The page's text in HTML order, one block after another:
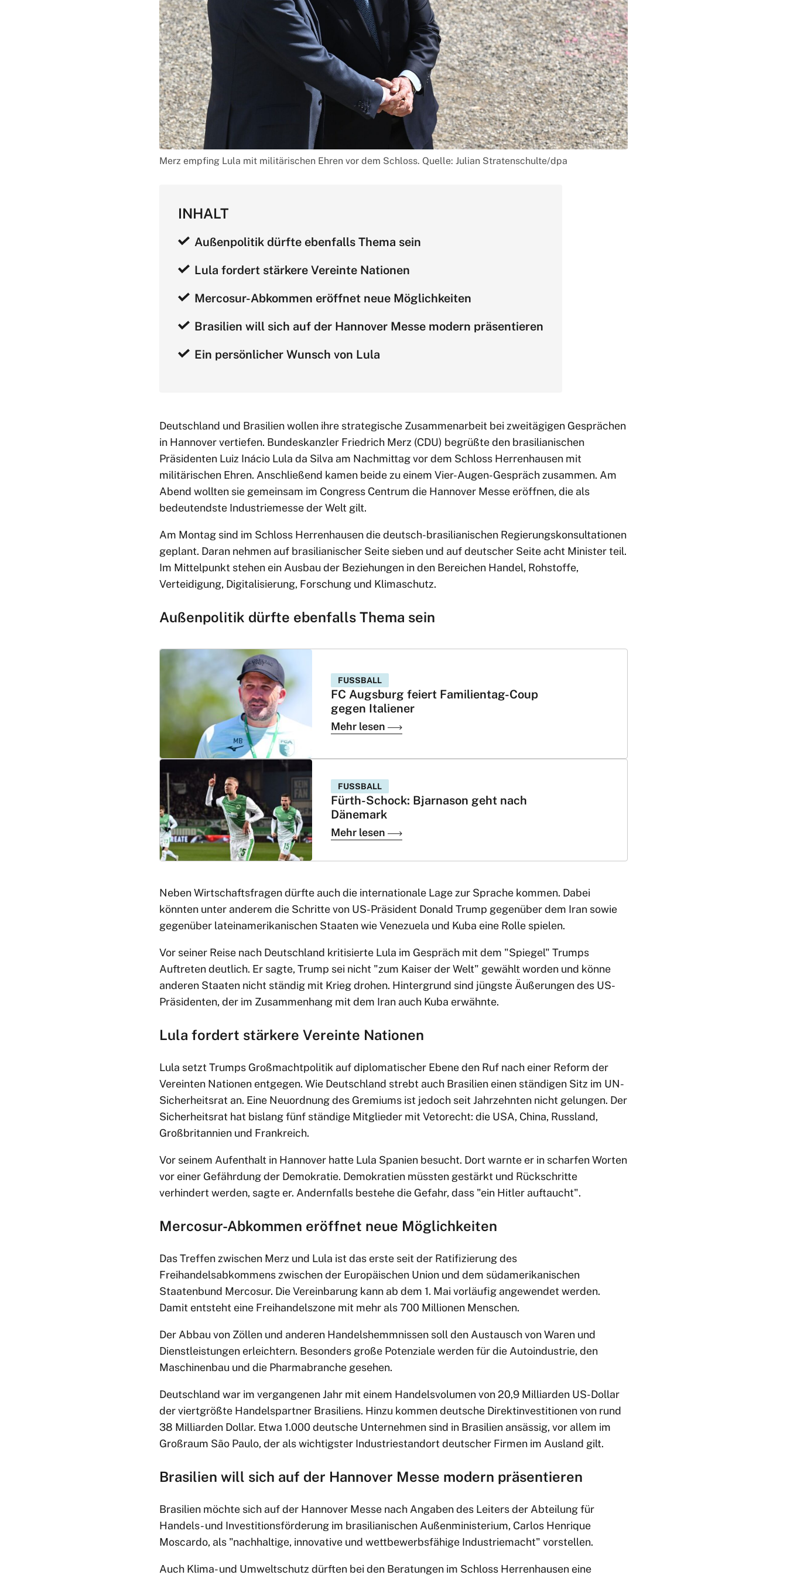
Merz empfing Lula mit militärischen Ehren vor dem Schloss. Quelle: Julian Stratenschulte/dpa
INHALT
Außenpolitik dürfte ebenfalls Thema sein
Lula fordert stärkere Vereinte Nationen
Mercosur-Abkommen eröffnet neue Möglichkeiten
Brasilien will sich auf der Hannover Messe modern präsentieren
Ein persönlicher Wunsch von Lula
Deutschland und Brasilien wollen ihre strategische Zusammenarbeit bei zweitägigen Gesprächen
in Hannover vertiefen. Bundeskanzler Friedrich Merz (CDU) begrüßte den brasilianischen
Präsidenten Luiz Inácio Lula da Silva am Nachmittag vor dem Schloss Herrenhausen mit
militärischen Ehren. Anschließend kamen beide zu einem Vier-Augen-Gespräch zusammen. Am
Abend wollten sie gemeinsam im Congress Centrum die Hannover Messe eröffnen, die als
bedeutendste Industriemesse der Welt gilt.
Am Montag sind im Schloss Herrenhausen die deutsch-brasilianischen Regierungskonsultationen
geplant. Daran nehmen auf brasilianischer Seite sieben und auf deutscher Seite acht Minister teil.
Im Mittelpunkt stehen ein Ausbau der Beziehungen in den Bereichen Handel, Rohstoffe,
Verteidigung, Digitalisierung, Forschung und Klimaschutz.
Außenpolitik dürfte ebenfalls Thema sein
FUSSBALL
FC Augsburg feiert Familientag-Coup
gegen Italiener
Mehr lesen
FUSSBALL
Fürth-Schock: Bjarnason geht nach
Dänemark
Mehr lesen
Neben Wirtschaftsfragen dürfte auch die internationale Lage zur Sprache kommen. Dabei
könnten unter anderem die Schritte von US-Präsident Donald Trump gegenüber dem Iran sowie
gegenüber lateinamerikanischen Staaten wie Venezuela und Kuba eine Rolle spielen.
Vor seiner Reise nach Deutschland kritisierte Lula im Gespräch mit dem "Spiegel" Trumps
Auftreten deutlich. Er sagte, Trump sei nicht "zum Kaiser der Welt" gewählt worden und könne
anderen Staaten nicht ständig mit Krieg drohen. Hintergrund sind jüngste Äußerungen des US-
Präsidenten, der im Zusammenhang mit dem Iran auch Kuba erwähnte.
Lula fordert stärkere Vereinte Nationen
Lula setzt Trumps Großmachtpolitik auf diplomatischer Ebene den Ruf nach einer Reform der
Vereinten Nationen entgegen. Wie Deutschland strebt auch Brasilien einen ständigen Sitz im UN-
Sicherheitsrat an. Eine Neuordnung des Gremiums ist jedoch seit Jahrzehnten nicht gelungen. Der
Sicherheitsrat hat bislang fünf ständige Mitglieder mit Vetorecht: die USA, China, Russland,
Großbritannien und Frankreich.
Vor seinem Aufenthalt in Hannover hatte Lula Spanien besucht. Dort warnte er in scharfen Worten
vor einer Gefährdung der Demokratie. Demokratien müssten gestärkt und Rückschritte
verhindert werden, sagte er. Andernfalls bestehe die Gefahr, dass "ein Hitler auftaucht".
Mercosur-Abkommen eröffnet neue Möglichkeiten
Das Treffen zwischen Merz und Lula ist das erste seit der Ratifizierung des
Freihandelsabkommens zwischen der Europäischen Union und dem südamerikanischen
Staatenbund Mercosur. Die Vereinbarung kann ab dem 1. Mai vorläufig angewendet werden.
Damit entsteht eine Freihandelszone mit mehr als 700 Millionen Menschen.
Der Abbau von Zöllen und anderen Handelshemmnissen soll den Austausch von Waren und
Dienstleistungen erleichtern. Besonders große Potenziale werden für die Autoindustrie, den
Maschinenbau und die Pharmabranche gesehen.
Deutschland war im vergangenen Jahr mit einem Handelsvolumen von 20,9 Milliarden US-Dollar
der viertgrößte Handelspartner Brasiliens. Hinzu kommen deutsche Direktinvestitionen von rund
38 Milliarden Dollar. Etwa 1.000 deutsche Unternehmen sind in Brasilien ansässig, vor allem im
Großraum São Paulo, der als wichtigster Industriestandort deutscher Firmen im Ausland gilt.
Brasilien will sich auf der Hannover Messe modern präsentieren
Brasilien möchte sich auf der Hannover Messe nach Angaben des Leiters der Abteilung für
Handels- und Investitionsförderung im brasilianischen Außenministerium, Carlos Henrique
Moscardo, als "nachhaltige, innovative und wettbewerbsfähige Industriemacht" vorstellen.
Auch Klima- und Umweltschutz dürften bei den Beratungen im Schloss Herrenhausen eine